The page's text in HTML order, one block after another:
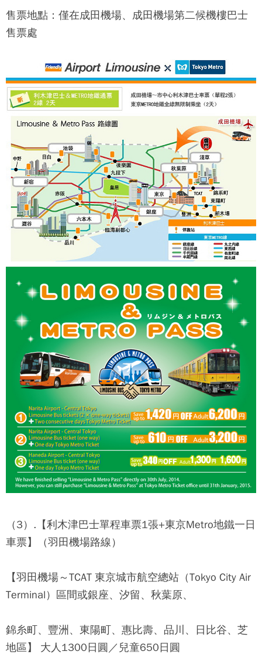
售票地點：僅在成田機場、成田機場第二候機樓巴士
售票處
（3）. 【利木津巴士單程車票1張+東京Metro地鐵一日
車票】
（羽田機場路線）
【羽田機場～TCAT 東京城市航空總站（Tokyo City Air
Terminal）區間或銀座、汐留、秋葉原、
錦糸町、豐洲、東陽町、惠比壽、品川、日比谷、芝
地區】 大人1300日圓／兒童650日圓